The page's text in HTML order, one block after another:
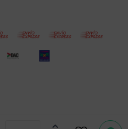

consultas